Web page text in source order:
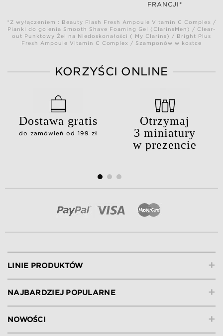
FRANCJI*
*Z wyłączeniem : Beauty Flash Fresh Ampoule Vitamin C Complex /
Pianki do golenia Smooth Shave Foaming Gel (ClarinsMen) / Clear-
out Punktowy Żel na Niedoskonałości ( My Clarins) / Bright Plus
Fresh Ampoule Vitamin C Complex / Szamponów w kostce
KORZYŚCI ONLINE
Dostawa gratis
do zamówień od 199 zł
Otrzymaj
3 miniatury
w prezencie
+
LINIE PRODUKTÓW
+
NAJBARDZIEJ POPULARNE
+
NOWOŚCI